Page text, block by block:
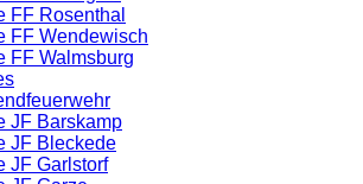
FF Rosenthal
FF Wendewisch
FF Walmsburg
JF Barskamp
JF Bleckede
JF Garlstorf